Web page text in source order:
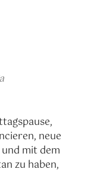
neue
mit dem
zu haben,